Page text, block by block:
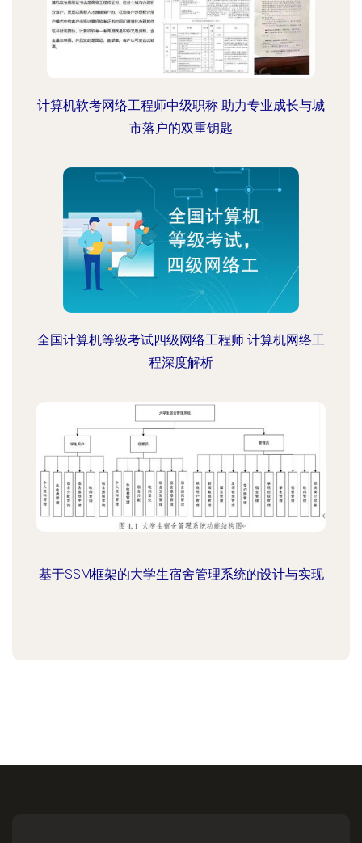
计算机软考网络工程师中级职称 助力专业成长与城
市落户的双重钥匙
全国计算机等级考试四级网络工程师 计算机网络工
程深度解析
基于SSM框架的大学生宿舍管理系统的设计与实现